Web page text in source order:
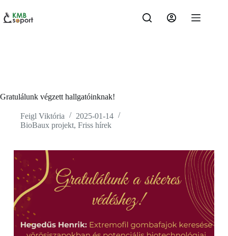
content
Gratulálunk végzett hallgatóinknak!
Feigl Viktória
2025-01-14
BioBaux projekt, Friss hírek